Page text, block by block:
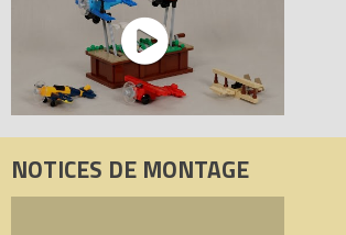
NOTICES DE MONTAGE